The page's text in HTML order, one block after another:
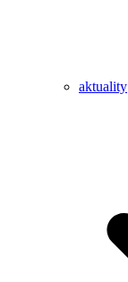
aktuality